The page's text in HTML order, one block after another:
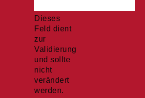
Dieses
Feld dient
zur
Validierung
und sollte
nicht
verändert
werden.